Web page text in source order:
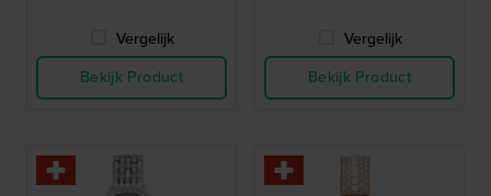
Vergelijk
Bekijk Product
Vergelijk
Bekijk Product